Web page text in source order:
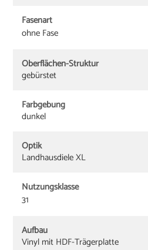
Fasenart
ohne Fase
Oberflächen-Struktur
gebürstet
Farbgebung
dunkel
Optik
Landhausdiele XL
Nutzungsklasse
31
Aufbau
Vinyl mit HDF-Trägerplatte